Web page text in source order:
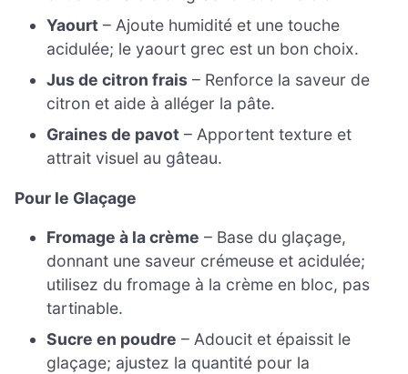
Yaourt – Ajoute humidité et une touche
acidulée; le yaourt grec est un bon choix.
Jus de citron frais – Renforce la saveur de
citron et aide à alléger la pâte.
Graines de pavot – Apportent texture et
attrait visuel au gâteau.
Pour le Glaçage
Fromage à la crème – Base du glaçage,
donnant une saveur crémeuse et acidulée;
utilisez du fromage à la crème en bloc, pas
tartinable.
Sucre en poudre – Adoucit et épaissit le
glaçage; ajustez la quantité pour la